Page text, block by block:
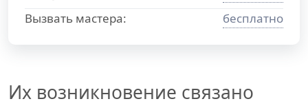
Вызвать мастера:
бесплатно
Их возникновение связано